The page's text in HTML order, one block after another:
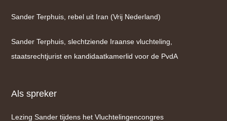
Sander Terphuis, rebel uit Iran (Vrij Nederland)
Sander Terphuis, slechtziende Iraanse vluchteling,
staatsrechtjurist en kandidaatkamerlid voor de PvdA
Als spreker
Lezing Sander tijdens het Vluchtelingencongres